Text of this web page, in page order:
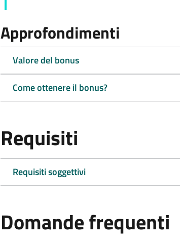
Approfondimenti
Valore del bonus
Come ottenere il bonus?
Requisiti
Requisiti soggettivi
Domande frequenti